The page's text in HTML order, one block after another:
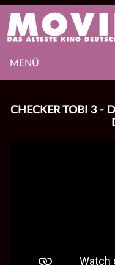
MENÜ
CHECKER TOBI 3 -